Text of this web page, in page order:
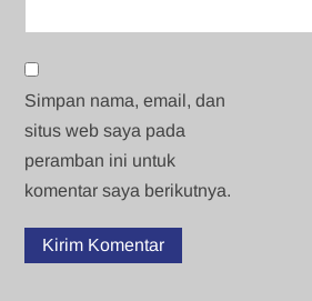
Simpan nama, email, dan
situs web saya pada
peramban ini untuk
komentar saya berikutnya.